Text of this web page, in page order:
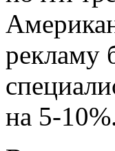
рекламу
на 5-